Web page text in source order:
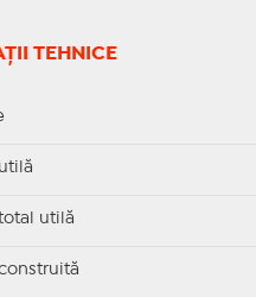
TEHNICE
utilă